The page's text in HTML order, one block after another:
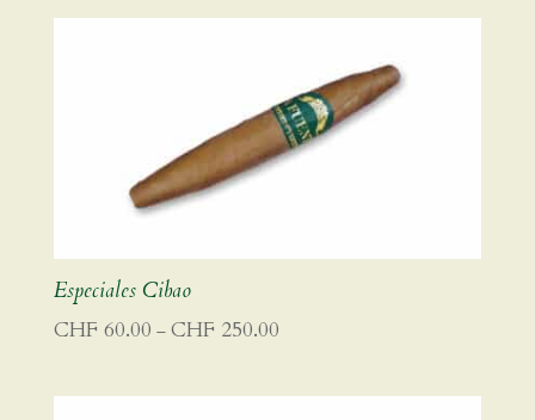
Especiales Cibao
CHF 60.00 – CHF 250.00Preisspanne: